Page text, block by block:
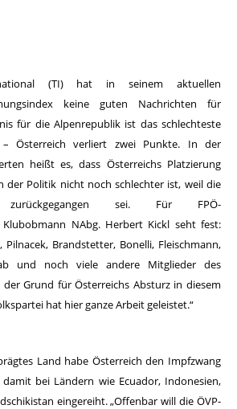
(TI) hat in seinem aktuellen
keine guten Nachrichten für
für die Alpenrepublik ist das schlechteste
Österreich verliert zwei Punkte. In der
heißt es, dass Österreichs Platzierung
der Politik nicht noch schlechter ist, weil die
zurückgegangen sei. Für FPÖ-
Klubobmann NAbg. Herbert Kickl seht fest:
Pilnacek, Brandstetter, Bonelli, Fleischmann,
und noch viele andere Mitglieder des
Grund für Österreichs Absturz in diesem
hat hier ganze Arbeit geleistet.“
Land habe Österreich den Impfzwang
bei Ländern wie Ecuador, Indonesien,
eingereiht. „Offenbar will die ÖVP-